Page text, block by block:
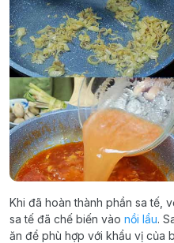
Khi đã hoàn thành phần sa tế,
sa tế đã chế biến vào nồi lẩu.
ăn để phù hợp với khẩu vị của